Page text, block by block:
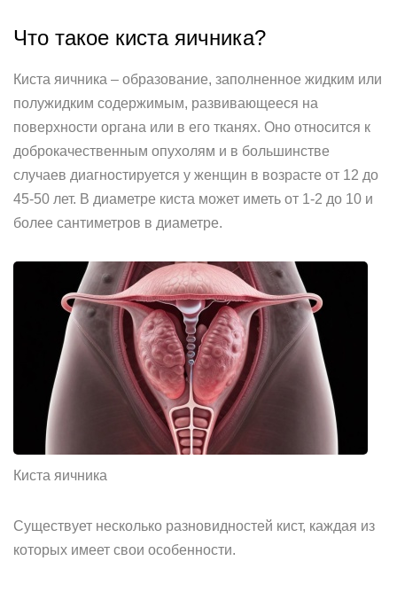
Что такое киста яичника?
Киста яичника – образование, заполненное жидким или
полужидким содержимым, развивающееся на
поверхности органа или в его тканях. Оно относится к
доброкачественным опухолям и в большинстве
случаев диагностируется у женщин в возрасте от 12 до
45-50 лет. В диаметре киста может иметь от 1-2 до 10 и
более сантиметров в диаметре.
Киста яичника
Существует несколько разновидностей кист, каждая из
которых имеет свои особенности.